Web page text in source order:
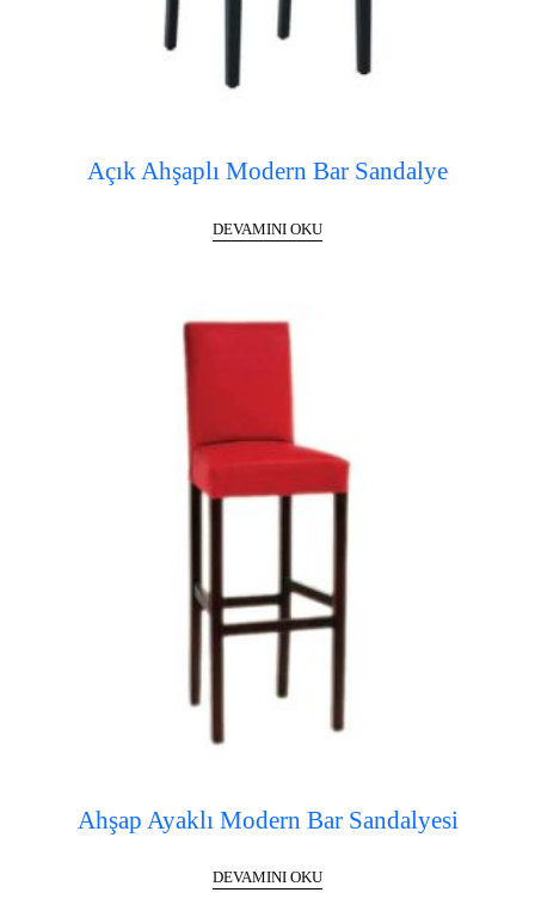
Açık Ahşaplı Modern Bar Sandalye
DEVAMINI OKU
Ahşap Ayaklı Modern Bar Sandalyesi
DEVAMINI OKU